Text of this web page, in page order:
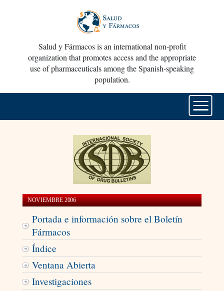
Salud y Fármacos is an international non-profit
organization that promotes access and the appropriate
use of pharmaceuticals among the Spanish-speaking
population.
NOVIEMBRE 2006
Portada e información sobre el Boletín
Fármacos
Índice
Ventana Abierta
Investigaciones